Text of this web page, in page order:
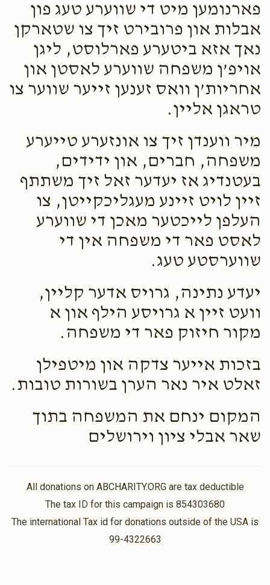
פארנומען מיט די שווערע טעג פון
אבלות און פרובירט זיך צו שטארקן
נאך אזא ביטערע פארלוסט, ליגן
אויפ’ן משפחה שווערע לאסטן און
אחריות’ן וואס זענען זייער שווער צו
טראגן אליין.
מיר ווענדן זיך צו אונזערע טייערע
משפחה, חברים, און ידידים,
בעטנדיג אז יעדער זאל זיך משתתף
זיין לויט זיינע מעגליכקייטן, צו
העלפן לייכטער מאכן די שווערע
לאסט פאר די משפחה אין די
שווערסטע טעג.
יעדע נתינה, גרויס אדער קליין,
וועט זיין א גרויסע הילף און א
מקור חיזוק פאר די משפחה.
בזכות אייער צדקה און מיטפילן
זאלט איר נאר הערן בשורות טובות.
המקום ינחם את המשפחה בתוך
שאר אבלי ציון וירושלים
All donations on ABCHARITY.ORG are tax deductible
The tax ID for this campaign is 854303680
The international Tax id for donations outside of the USA is
99-4322663